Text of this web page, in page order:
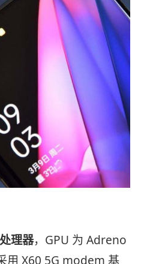
理器，GPU 为 Adreno
用 X60 5G modem 基